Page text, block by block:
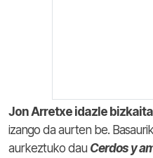
Jon Arretxe idazle
izango da aurten be.
aurkeztuko dau Cerdos y